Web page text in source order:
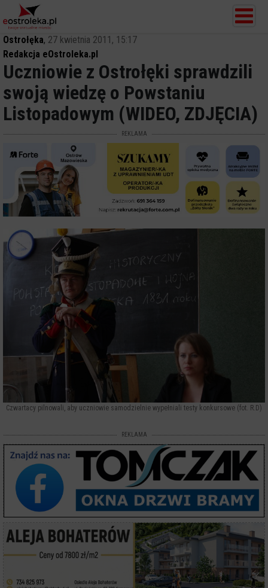
Ostrołęka, 27 kwietnia 2011, 15:17
Redakcja eOstroleka.pl
Uczniowie z Ostrołęki sprawdzili
swoją wiedzę o Powstaniu
Listopadowym (WIDEO, ZDJĘCIA)
REKLAMA
Czwartacy pilnowali, aby uczniowie samodzielnie wypełniali testy konkursowe (fot. R.D)
REKLAMA